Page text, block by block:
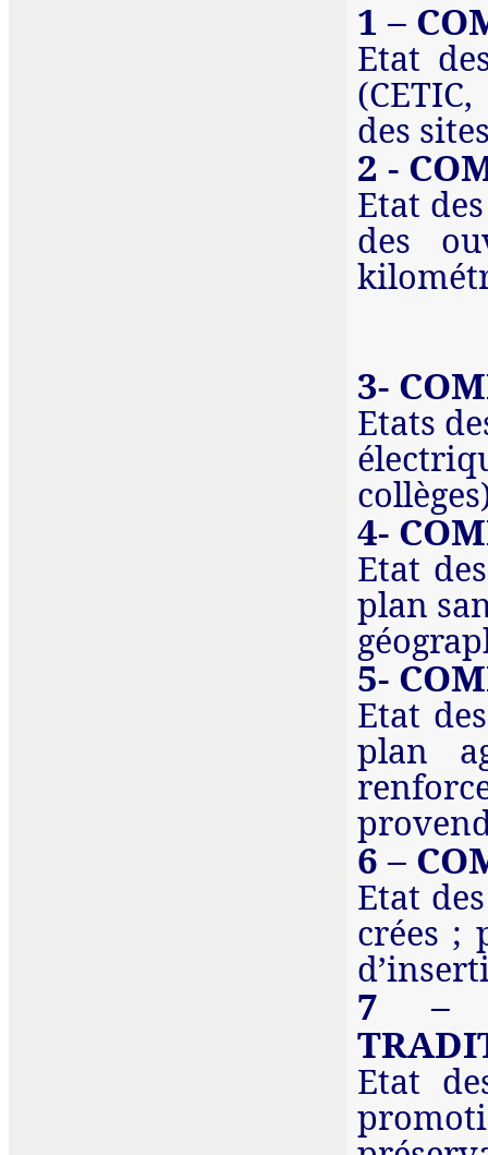
1 –
Etat
des
2 -
Etat
des
3-
Etats
4-
Etat
plan
5-
Etat
plan
6 –
Etat
crées ;
7 –
Etat